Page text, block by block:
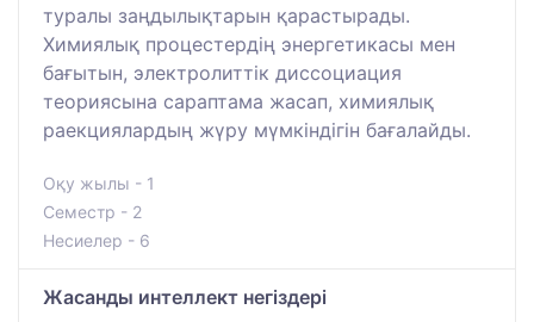
туралы заңдылықтарын қарастырады.
Химиялық процестердің энергетикасы мен
бағытын, электролиттік диссоциация
теориясына сараптама жасап, химиялық
раекциялардың жүру мүмкіндігін бағалайды.
Оқу жылы - 1
Семестр - 2
Несиелер - 6
Жасанды интеллект негіздері